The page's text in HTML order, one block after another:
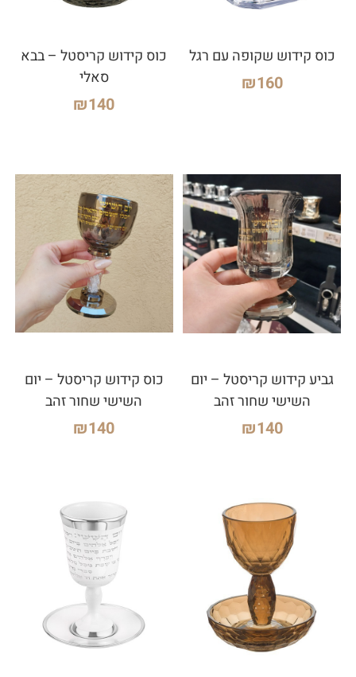
כוס קידוש שקופה עם רגל
₪160
כוס קידוש קריסטל – בבא
סאלי
₪140
גביע קידוש קריסטל – יום
השישי שחור זהב
₪140
כוס קידוש קריסטל – יום
השישי שחור זהב
₪140